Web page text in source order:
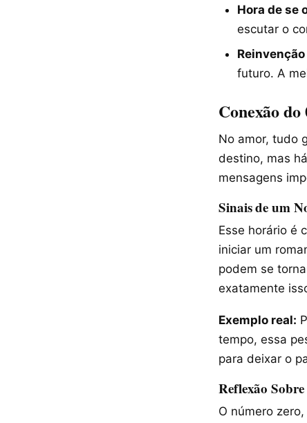
Hora de se
escutar o
futuro. A
Conexão
No amor, tudo
destino, mas
mensagens
Sinais de um
Esse horário é
iniciar um
podem se
exatamente
Exemplo real:
tempo, essa
para deixar o
Reflexão
O número